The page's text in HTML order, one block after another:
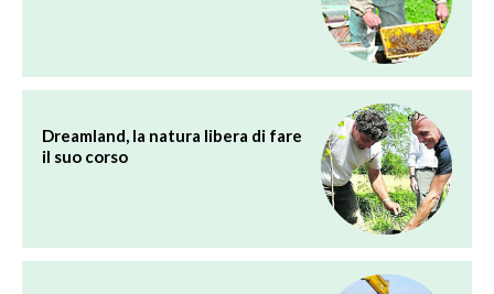
Dreamland, la natura libera di fare
il suo corso